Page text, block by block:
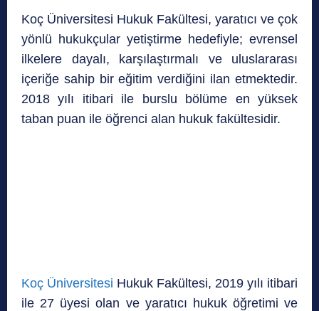
Koç Üniversitesi Hukuk Fakültesi, yaratıcı ve çok
yönlü hukukçular yetiştirme hedefiyle; evrensel
ilkelere dayalı, karşılaştırmalı ve uluslararası
içeriğe sahip bir eğitim verdiğini ilan etmektedir.
2018 yılı itibari ile burslu bölüme en yüksek
taban puan ile öğrenci alan hukuk fakültesidir.
Koç Üniversitesi Hukuk Fakültesi, 2019 yılı itibari
ile 27 üyesi olan ve yaratıcı hukuk öğretimi ve